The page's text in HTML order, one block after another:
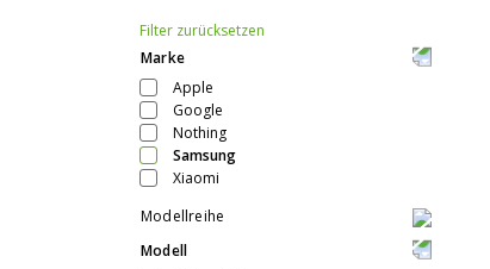
Filter zurücksetzen
Marke
Apple
Google
Nothing
Samsung
Xiaomi
Modellreihe
Modell